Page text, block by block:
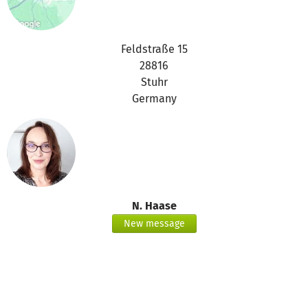
Feldstraße 15
28816
Stuhr
Germany
N. Haase
New message